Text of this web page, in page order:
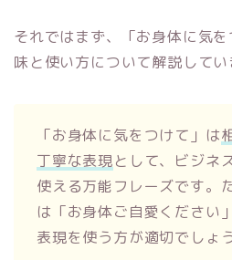
それではまず、「お身体に気
味と使い方について解説してい
「お身体に気をつけて」は
丁寧な表現として、ビジネ
使える万能フレーズです。
は「お身体ご自愛ください
表現を使う方が適切でしょう